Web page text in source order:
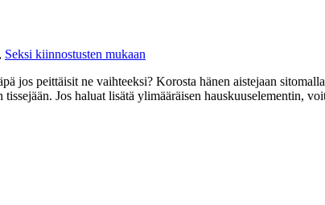
, Seksi kiinnostusten mukaan
jos peittäisit ne vaihteeksi? Korosta hänen aistejaan
Jos haluat lisätä ylimääräisen hauskuuselementin,